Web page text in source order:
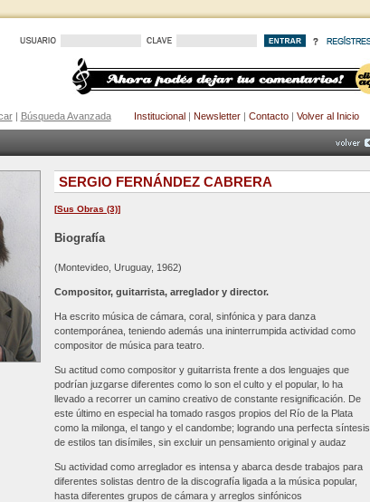
| Búsqueda Avanzada Institucional| Newsletter| Contacto| Volver al Inicio
SERGIO FERNÁNDEZ CABRERA
[Sus Obras (3)]
Biografía
(Montevideo, Uruguay, 1962)
Compositor, guitarrista, arreglador y director.
Ha escrito música de cámara, coral, sinfónica y para danza
contemporánea, teniendo además una ininterrumpida actividad como
compositor de música para teatro.
Su actitud como compositor y guitarrista frente a dos lenguajes que
podrían juzgarse diferentes como lo son el culto y el popular, lo ha
llevado a recorrer un camino creativo de constante resignificación. De
este último en especial ha tomado rasgos propios del Río de la Plata
como la milonga, el tango y el candombe; logrando una perfecta síntesis
de estilos tan disímiles, sin excluir un pensamiento original y audaz
Su actividad como arreglador es intensa y abarca desde trabajos para
diferentes solistas dentro de la discografía ligada a la música popular,
hasta diferentes grupos de cámara y arreglos sinfónicos